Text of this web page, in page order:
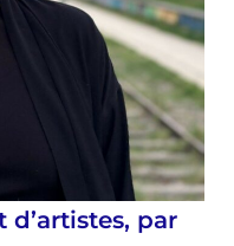
d’artistes, par